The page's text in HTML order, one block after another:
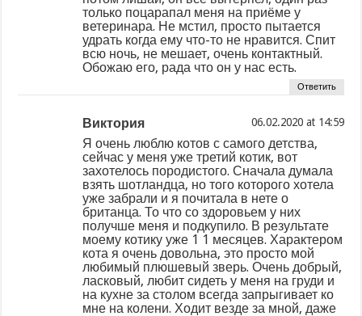
только поцарапал меня на приёме у
ветеринара. Не мстил, просто пытается
удрать когда ему что-то не нравится. Спит
всю ночь, не мешает, очень контактный.
Обожаю его, рада что он у нас есть.
Ответить
Виктория at
Я очень люблю котов с самого детства,
сейчас у меня уже третий котик, вот
захотелось породистого. Сначала думала
взять шотландца, но того которого хотела
уже забрали и я почитала в нете о
британца. То что со здоровьем у них
получше меня и подкупило. В результате
моему котику уже 1 1 месяцев. Характером
кота я очень довольна, это просто мой
любимый плюшевый зверь. Очень добрый,
ласковый, любит сидеть у меня на груди и
на кухне за столом всегда запрыгивает ко
мне на колени. Ходит везде за мной, даже